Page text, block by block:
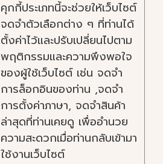
คุกกี้ประเภทนี้จะช่วยให้เว็บไซต์
จดจำตัวเลือกต่าง ๆ ที่ท่านได้
ตั้งค่าไว้และปรับเปลี่ยนไปตาม
พฤติกรรมและความพึงพอใจ
ของผู้ใช้เว็บไซต์ เช่น จดจำ
การล็อกอินของท่าน ,จดจำ
การตั้งค่าภาษา, จดจำสินค้า
ล่าสุดที่ท่านเคยดู เพื่ออำนวย
ความสะดวกเมื่อท่านกลับเข้ามา
ใช้งานเว็บไซต์